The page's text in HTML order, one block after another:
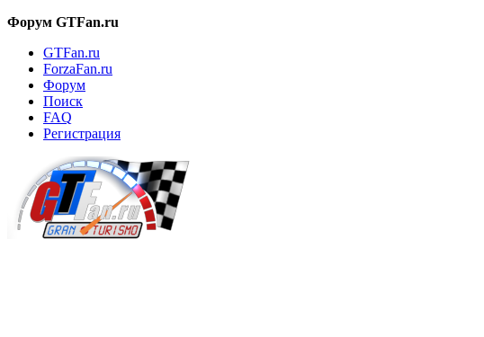
Форум GTFan.ru
GTFan.ru
ForzaFan.ru
Форум
Поиск
FAQ
Регистрация